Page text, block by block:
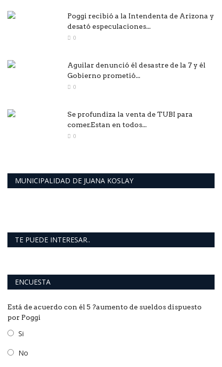
Poggi recibió a la Intendenta de Arizona y
desató especulaciones...
0
Aguilar denunció él desastre de la 7 y él
Gobierno prometió...
0
Se profundiza la venta de TUBI para
comer.Estan en todos...
0
MUNICIPALIDAD DE JUANA KOSLAY
TE PUEDE INTERESAR..
ENCUESTA
Está de acuerdo con él 5 ?aumento de sueldos dispuesto
por Poggi
Si
No